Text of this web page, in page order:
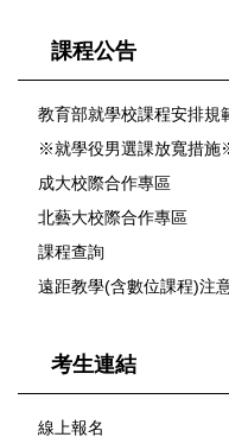
課程公告
教育部就學校課程安排規
※就學役男選課放寬措施
成大校際合作專區
北藝大校際合作專區
課程查詢
遠距教學(含數位課程)注
考生連結
線上報名